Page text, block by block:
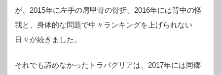
が、2015年に左手の肩甲骨の骨折、2016年には背中の怪
我と、身体的な問題で中々ランキングを上げられない
日々が続きました。
それでも諦めなかったトラバグリアは、2017年には同郷